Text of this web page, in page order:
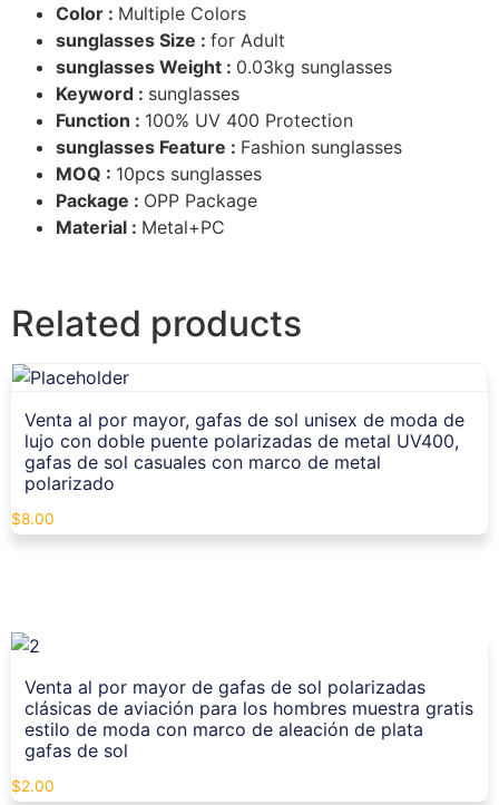
Color : Multiple Colors
sunglasses Size : for Adult
sunglasses Weight : 0.03kg sunglasses
Keyword : sunglasses
Function : 100% UV 400 Protection
sunglasses Feature : Fashion sunglasses
MOQ : 10pcs sunglasses
Package : OPP Package
Material : Metal+PC
Related products
Venta al por mayor, gafas de sol unisex de moda de
lujo con doble puente polarizadas de metal UV400,
gafas de sol casuales con marco de metal
polarizado
$8.00
Venta al por mayor de gafas de sol polarizadas
clásicas de aviación para los hombres muestra gratis
estilo de moda con marco de aleación de plata
gafas de sol
$2.00